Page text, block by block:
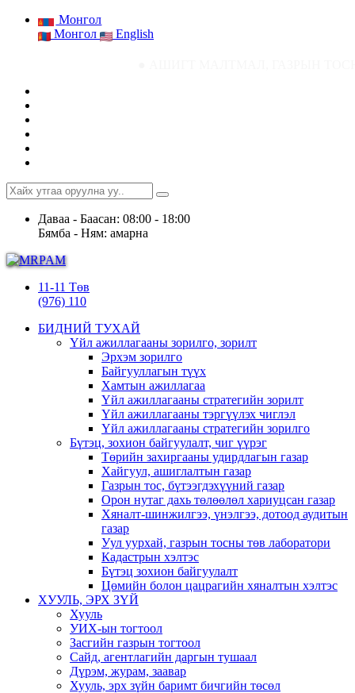
Монгол
Монгол
English
Даваа - Баасан: 08:00 - 18:00
Бямба - Ням: амарна
11-11 Төв
(976) 110
БИДНИЙ ТУХАЙ
Үйл ажиллагааны зорилго, зорилт
Эрхэм зорилго
Байгууллагын түүх
Хамтын ажиллагаа
Үйл ажиллагааны стратегийн зорилт
Үйл ажиллагааны тэргүүлэх чиглэл
Үйл ажиллагааны стратегийн зорилго
Бүтэц, зохион байгуулалт, чиг үүрэг
Төрийн захиргааны удирдлагын газар
Хайгуул, ашиглалтын газар
Газрын тос, бүтээгдэхүүний газар
Орон нутаг дахь төлөөлөл хариуцсан газар
Хяналт-шинжилгээ, үнэлгээ, дотоод аудитын
газар
Уул уурхай, газрын тосны төв лаборатори
Кадастрын хэлтэс
Бүтэц зохион байгуулалт
Цөмийн болон цацрагийн хяналтын хэлтэс
ХУУЛЬ, ЭРХ ЗҮЙ
Хууль
УИХ-ын тогтоол
Засгийн газрын тогтоол
Сайд, агентлагийн даргын тушаал
Дүрэм, журам, заавар
Хууль, эрх зүйн баримт бичгийн төсөл